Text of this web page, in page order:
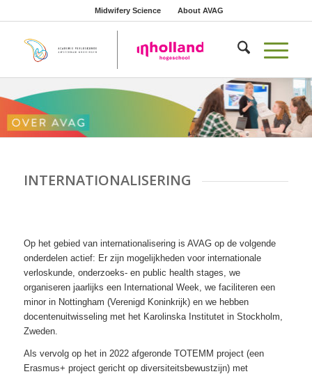
Midwifery Science About AVAG
INTERNATIONALISERING
Op het gebied van internationalisering is AVAG op de volgende
onderdelen actief: Er zijn mogelijkheden voor internationale
verloskunde, onderzoeks- en public health stages, we
organiseren jaarlijks een International Week, we faciliteren een
minor in Nottingham (Verenigd Koninkrijk) en we hebben
docentenuitwisseling met het Karolinska Institutet in Stockholm,
Zweden.
Als vervolg op het in 2022 afgeronde TOTEMM project (een
Erasmus+ project gericht op diversiteitsbewustzijn) met